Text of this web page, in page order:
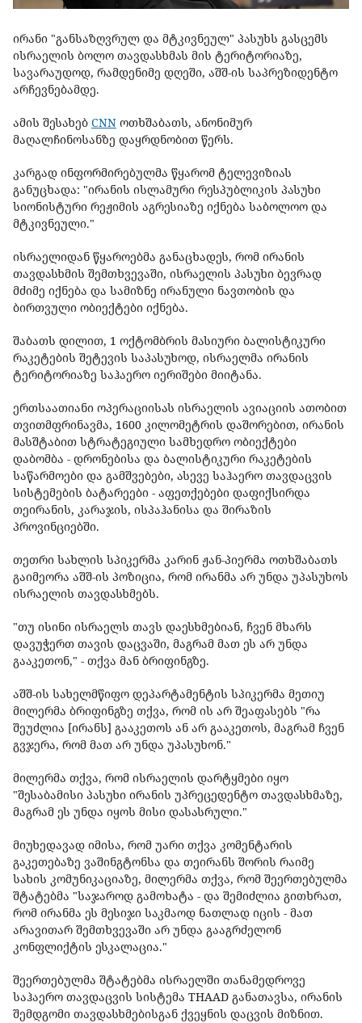
ირანი "განსაზღვრულ და მტკივნეულ" პასუხს გასცემს
ისრაელის ბოლო თავდასხმას მის ტერიტორიაზე,
სავარაუდოდ, რამდენიმე დღეში, აშშ-ის საპრეზიდენტო
არჩევნებამდე.
ამის შესახებ CNN ოთხშაბათს, ანონიმურ
მაღალჩინოსანზე დაყრდნობით წერს.
კარგად ინფორმირებულმა წყარომ ტელევიზიას
განუცხადა: "ირანის ისლამური რესპუბლიკის პასუხი
სიონისტური რეჟიმის აგრესიაზე იქნება საბოლოო და
მტკივნეული."
ისრაელიდან წყაროებმა განაცხადეს, რომ ირანის
თავდასხმის შემთხვევაში, ისრაელის პასუხი ბევრად
მძიმე იქნება და სამიზნე ირანული ნავთობის და
ბირთვული ობიექტები იქნება.
შაბათს დილით, 1 ოქტომბრის მასიური ბალისტიკური
რაკეტების შეტევის საპასუხოდ, ისრაელმა ირანის
ტერიტორიაზე საჰაერო იერიშები მიიტანა.
ერთსაათიანი ოპერაციისას ისრაელის ავიაციის ათობით
თვითმფრინავმა, 1600 კილომეტრის დაშორებით, ირანის
მასშტაბით სტრატეგიული სამხედრო ობიექტები
დაბომბა - დრონებისა და ბალისტიკური რაკეტების
საწარმოები და გამშვებები, ასევე საჰაერო თავდაცვის
სისტემების ბატარეები - აფეთქებები დაფიქსირდა
თეირანის, კარაჯის, ისპაჰანისა და შირაზის
პროვინციებში.
თეთრი სახლის სპიკერმა კარინ ჟან-პიერმა ოთხშაბათს
გაიმეორა აშშ-ის პოზიცია, რომ ირანმა არ უნდა უპასუხოს
ისრაელის თავდასხმებს.
"თუ ისინი ისრაელს თავს დაესხმებიან, ჩვენ მხარს
დავუჭერთ თავის დაცვაში, მაგრამ მათ ეს არ უნდა
გააკეთონ," - თქვა მან ბრიფინგზე.
აშშ-ის სახელმწიფო დეპარტამენტის სპიკერმა მეთიუ
მილერმა ბრიფინგზე თქვა, რომ ის არ შეაფასებს "რა
შეუძლია [ირანს] გააკეთოს ან არ გააკეთოს, მაგრამ ჩვენ
გვჯერა, რომ მათ არ უნდა უპასუხონ."
მილერმა თქვა, რომ ისრაელის დარტყმები იყო
"შესაბამისი პასუხი ირანის უპრეცედენტო თავდასხმაზე,
მაგრამ ეს უნდა იყოს მისი დასასრული."
მიუხედავად იმისა, რომ უარი თქვა კომენტარის
გაკეთებაზე ვაშინგტონსა და თეირანს შორის რაიმე
სახის კომუნიკაციაზე, მილერმა თქვა, რომ შეერთებულმა
შტატებმა "საჯაროდ გამოხატა - და შემიძლია გითხრათ,
რომ ირანმა ეს მესიჯი საკმაოდ ნათლად იცის - მათ
არავითარ შემთხვევაში არ უნდა გააგრძელონ
კონფლიქტის ესკალაცია."
შეერთებულმა შტატებმა ისრაელში თანამედროვე
საჰაერო თავდაცვის სისტემა THAAD განათავსა, ირანის
შემდგომი თავდასხმებისგან ქვეყნის დაცვის მიზნით.